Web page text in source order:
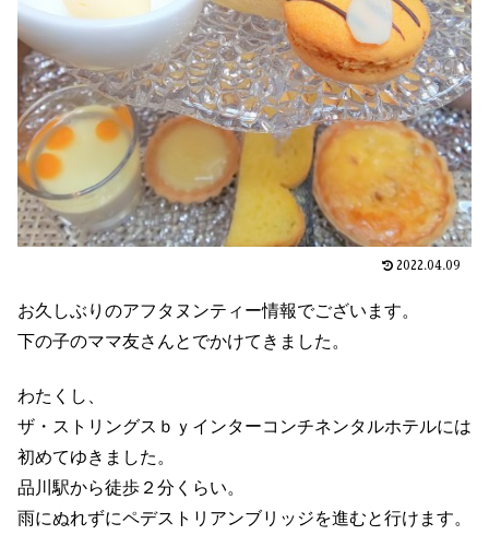
2022.04.09
お久しぶりのアフタヌンティー情報でございます。
下の子のママ友さんとでかけてきました。
わたくし、
ザ・ストリングスｂｙインターコンチネンタルホテルには
初めてゆきました。
品川駅から徒歩２分くらい。
雨にぬれずにペデストリアンブリッジを進むと行けます。